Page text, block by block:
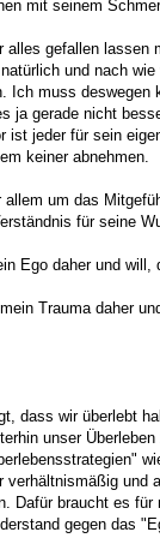
mit seinem
gefallen lassen
und nach
Ich muss deswegen
ja gerade nicht
ist jeder für sein
keiner abnehmen.
allem um das
für seine
Ego daher und
Trauma daher
dass wir überlebt
unser
und
Dafür braucht es
gegen das